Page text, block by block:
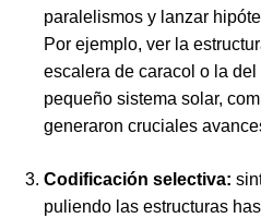
paralelismos y lanzar
Por ejemplo, ver la
escalera de caracol o la
pequeño sistema solar,
generaron cruciales
Codificación selectiva:
puliendo las estructuras